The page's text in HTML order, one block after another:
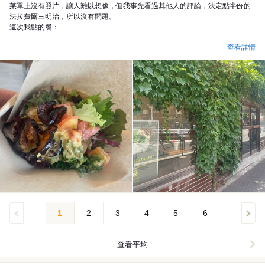
菜單上沒有照片，讓人難以想像，但我事先看過其他人的評論，決定點半份的
法拉費爾三明治，所以沒有問題。
這次我點的餐：...
查看詳情
1 2 3 4 5 6
查看平均